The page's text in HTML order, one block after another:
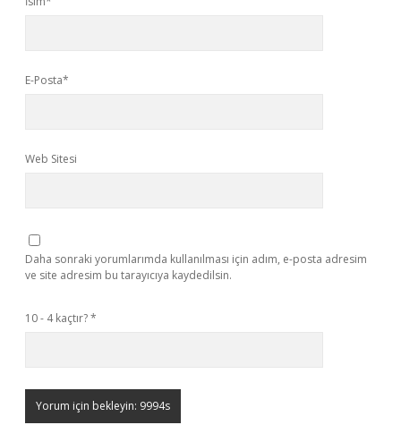
E-Posta*
Web Sitesi
Daha sonraki yorumlarımda kullanılması için adım, e-posta adresim
ve site adresim bu tarayıcıya kaydedilsin.
10 - 4 kaçtır?*